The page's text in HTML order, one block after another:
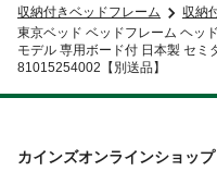
収納付きベッドフレーム
収納
東京ベッド ベッドフレーム ヘッ
モデル 専用ボード付 日本製 セミ
81015254002【別送品】
カインズオンラインショップ